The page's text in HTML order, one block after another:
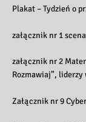
Plakat – Tydzień o
załącznik nr 1
załącznik nr 2
Rozmawiaj”,
Załącznik nr 9